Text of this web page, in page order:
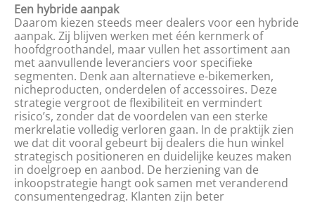
Een hybride aanpak
Daarom kiezen steeds meer dealers voor een hybride
aanpak. Zij blijven werken met één kernmerk of
hoofdgroothandel, maar vullen het assortiment aan
met aanvullende leveranciers voor specifieke
segmenten. Denk aan alternatieve e-bikemerken,
nicheproducten, onderdelen of accessoires. Deze
strategie vergroot de flexibiliteit en vermindert
risico’s, zonder dat de voordelen van een sterke
merkrelatie volledig verloren gaan. In de praktijk zien
we dat dit vooral gebeurt bij dealers die hun winkel
strategisch positioneren en duidelijke keuzes maken
in doelgroep en aanbod. De herziening van de
inkoopstrategie hangt ook samen met veranderend
consumentengedrag. Klanten zijn beter